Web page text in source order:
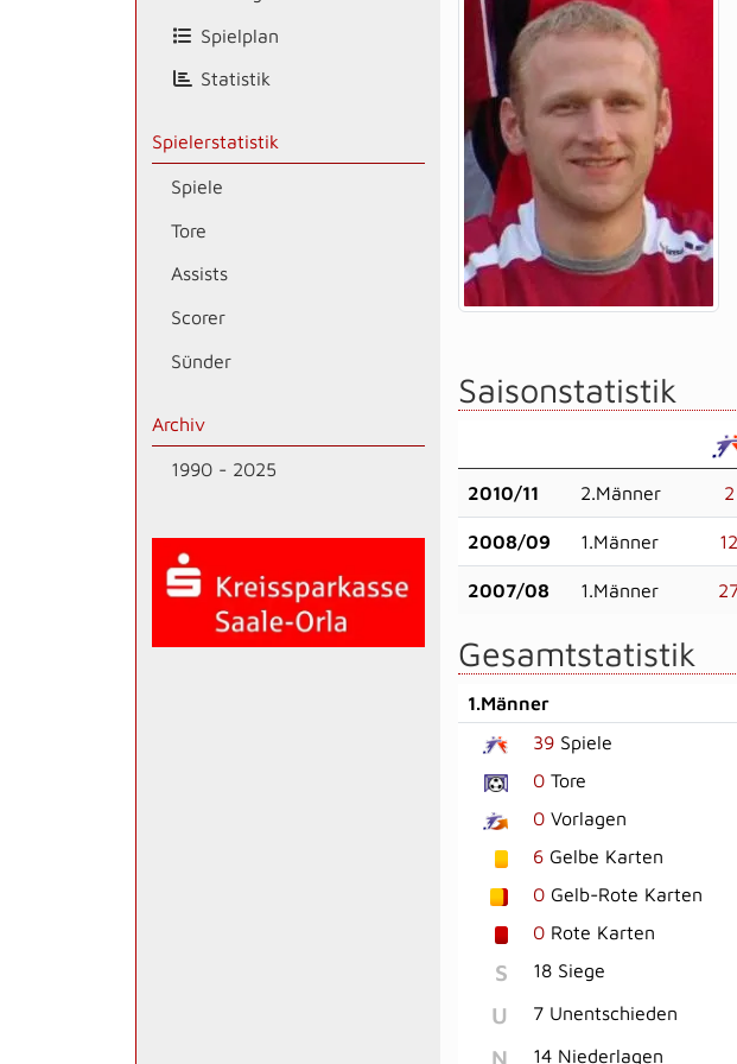
Spielplan
Statistik
Spielerstatistik
Spiele
Tore
Assists
Scorer
Sünder
Archiv
1990 - 2025
Saisonstatistik
2010/11 2.Männer 2
2008/09 1.Männer 12
2007/08 1.Männer
Gesamtstatistik
1.Männer
39 Spiele
0 Tore
0 Vorlagen
6 Gelbe Karten
0 Gelb-Rote Karten
0 Rote Karten
S 18 Siege
U 7 Unentschieden
N 14 Niederlagen